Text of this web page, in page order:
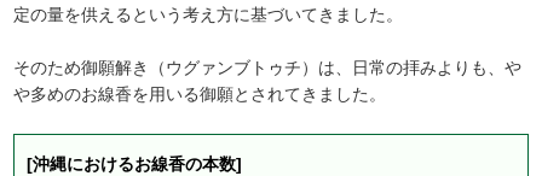
定の量を供えるという考え方に基づいてきました。
そのため御願解き（ウグァンブトゥチ）は、日常の拝みよりも、や
や多めのお線香を用いる御願とされてきました。
[沖縄におけるお線香の本数]